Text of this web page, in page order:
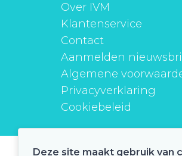
Over IVM
Klantenservice
Contact
Aanmelden
Algemene
Privacyverklaring
Cookiebeleid
Deze site maakt gebruik van